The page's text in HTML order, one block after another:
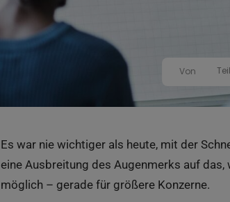
Von
Es war nie wichtiger als heute, mit der
eine Ausbreitung des Augenmerks auf
möglich – gerade für größere Konzerne.